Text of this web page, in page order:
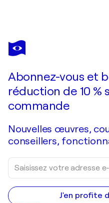
HERVÉ SOUFFI
Relief
Abonnez-vous et
réduction de 10
commande
Nouvelles œuvres,
conseillers,
J'en profite